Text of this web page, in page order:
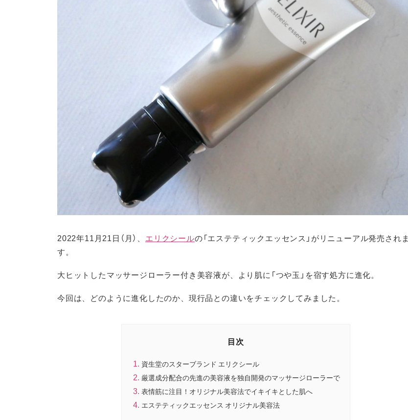
2022年11月21日（月）、 エリクシールの「エステティックエッセンス」がリニューアル発売されま
す。
大ヒットしたマッサージローラー付き美容液が、より肌に「つや玉」を宿す処方に進化。
今回は、どのように進化したのか、現行品との違いをチェックしてみました。
目次
資生堂のスターブランド エリクシール
厳選成分配合の先進の美容液を独自開発のマッサージローラーで
表情筋に注目！オリジナル美容法でイキイキとした肌へ
エステティックエッセンス オリジナル美容法